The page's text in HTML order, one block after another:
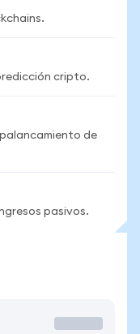
cripto.
de
pasivos.